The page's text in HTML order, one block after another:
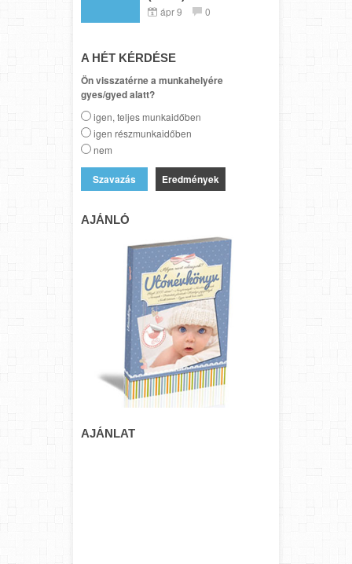
ápr 9 0
A HÉT KÉRDÉSE
Ön visszatérne a munkahelyére
gyes/gyed alatt?
igen, teljes munkaidőben
igen részmunkaidőben
nem
Eredmények
AJÁNLÓ
AJÁNLAT